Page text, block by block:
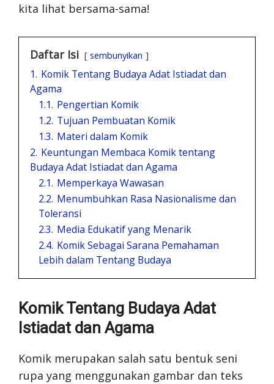
kita lihat bersama-sama!
Daftar Isi sembunyikan
1. Komik Tentang Budaya Adat Istiadat dan
Agama
1.1. Pengertian Komik
1.2. Tujuan Pembuatan Komik
1.3. Materi dalam Komik
2. Keuntungan Membaca Komik tentang
Budaya Adat Istiadat dan Agama
2.1. Memperkaya Wawasan
2.2. Menumbuhkan Rasa Nasionalisme dan
Toleransi
2.3. Media Edukatif yang Menarik
2.4. Komik Sebagai Sarana Pemahaman
Lebih dalam Tentang Budaya
Komik Tentang Budaya Adat
Istiadat dan Agama
Komik merupakan salah satu bentuk seni
rupa yang menggunakan gambar dan teks